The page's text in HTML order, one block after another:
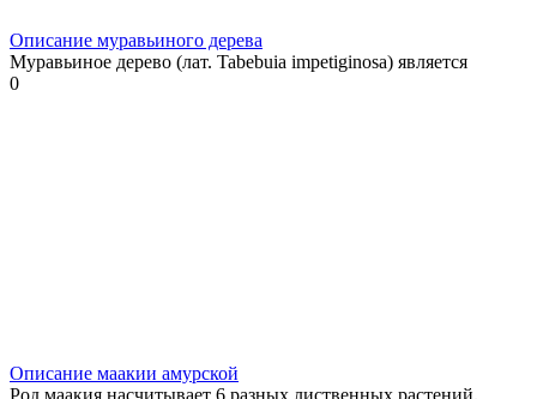
Описание муравьиного дерева
Муравьиное дерево (лат. Tabebuia impetiginosa) является
0
Описание маакии амурской